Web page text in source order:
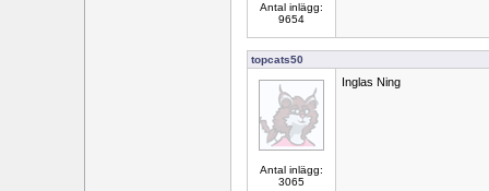
Antal inlägg:
9654
topcats50
Antal inlägg:
3065
Inglas Ning